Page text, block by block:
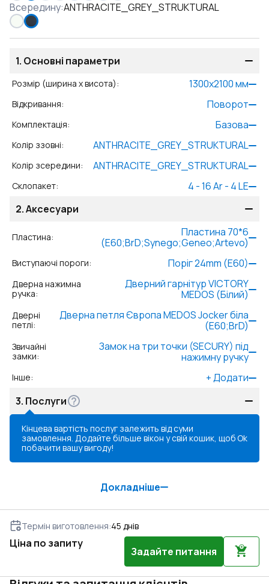
Всередину:ANTHRACITE_GREY_STRUKTURAL
1. Основні параметри
Розмір (ширина x висота): 1300x2100мм
Відкривання: Поворот
Комплектація: Базова
Колір ззовні: ANTHRACITE_GREY_STRUKTURAL
Колір зсередини: ANTHRACITE_GREY_STRUKTURAL
Склопакет:
4 - 16 Ar - 4 LE
2.Аксесуари
Пластина:
Пластина 70*6
(E60;BrD;Synego;Geneo;Artevo)
Виступаючі пороги: Поріг 24mm (E60)
Дверна нажимна
ручка:
Дверний гарнітур VICTORY
MEDOS (Білий)
Дверні
петлі:
Дверна петля Європа MEDOS Jocker біла
(E60;BrD)
Звичайні
замки:
Замок на три точки (SECURY) під
нажимну ручку
Інше: +Додати
3. Послуги
Кінцева вартість послуг залежить від суми
замовлення. Додайте більше вікон у свій кошик, щоб
побачити вашу вигоду!
Ok
Докладніше
Термін виготовлення:45 днів
Ціна по запиту
Задайте питання